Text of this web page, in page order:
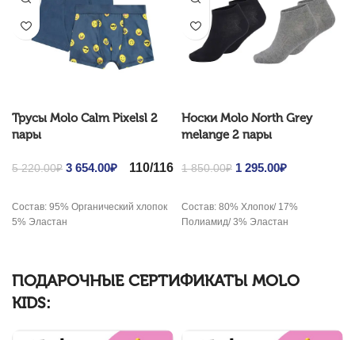
Трусы Molo Calm Pixelsl 2
пары
5 220.00₽ Original price was: 5
3 654.00₽ Current
654.00₽.
110/116
Состав: 95% Органический хлопок
5% Эластан
Носки Molo North Grey
melange 2 пары
1 850.00₽ Original price was: 1
1 295.00₽
295.00₽.
Состав: 80% Хлопок/ 17%
Полиамид/ 3% Эластан
ПОДАРОЧНЫЕ СЕРТИФИКАТЫ MOLO
KIDS: